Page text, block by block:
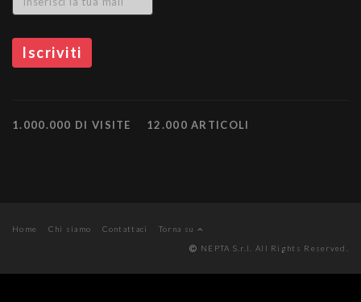
1.000.000 DI VISITE 12.000 ARTICOLI
Home Chi siamo Contattaci
Torna su
NEPTA S.r.l. All Rights Reserved.